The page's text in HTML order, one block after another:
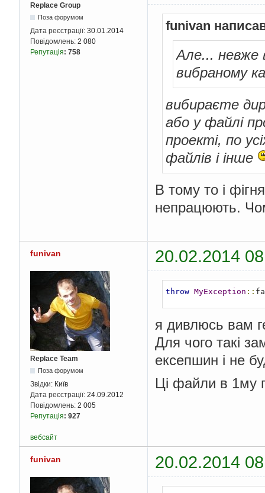
Replace Group
Поза форумом
Дата реєстрації: 30.01.2014
Повідомлень: 2 080
Репутація: 758
funivan
Але...
вибраному
вибираєте
або у файлі
проекті, по
файлів і інше
В тому то і
непрацюють.
funivan 20.02.2014
Replace Team
Поза форумом
Звідки: Київ
Дата реєстрації: 24.09.2012
Повідомлень: 2 005
Репутація: 927
throw MyException ::
я дивлюсь вам
Для чого такі
ексепшин і не
Ці файли в 1му
вебсайт
funivan 20.02.2014